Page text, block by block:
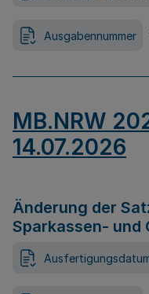
Ausgabennummer
MB.NRW
14.07.2026
Änderung der
Sparkassen- und